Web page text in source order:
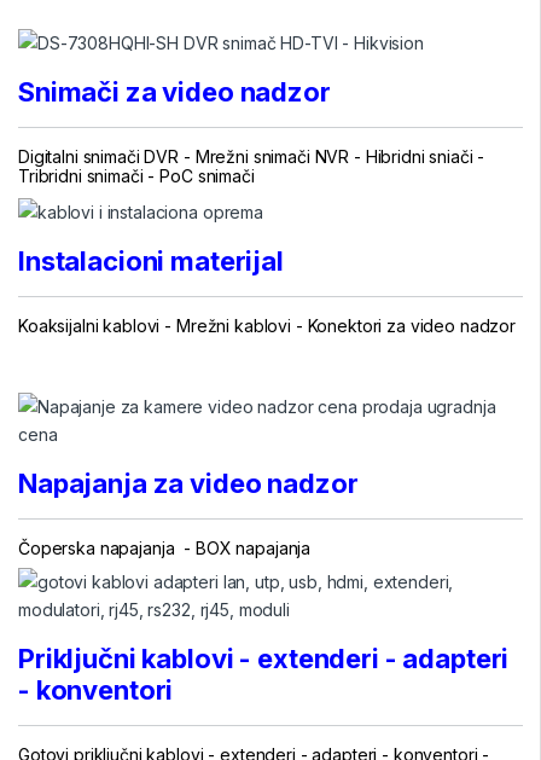
Snimači za video nadzor
Digitalni snimači DVR - Mrežni snimači NVR - Hibridni sniači -
Tribridni snimači - PoC snimači
Instalacioni materijal
Koaksijalni kablovi - Mrežni kablovi - Konektori za video nadzor
Napajanja za video nadzor
Čoperska napajanja - BOX napajanja
Priključni kablovi - extenderi - adapteri
- konventori
Gotovi priključni kablovi -extenderi - adapteri - konventori -